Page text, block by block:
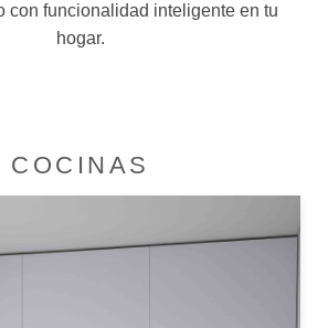
con funcionalidad inteligente en tu
hogar.
COCINAS